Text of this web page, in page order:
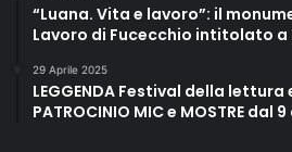
“Luana. Vita e lavoro”: il
Lavoro di Fucecchio intitolato a
29 Aprile 2025
LEGGENDA Festival della
PATROCINIO MIC e MOSTRE dal